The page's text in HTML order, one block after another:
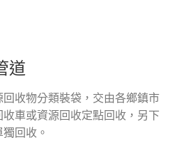
道
收物分類裝袋，交由各鄉鎮市
車或資源回收定點回收，另下
回收。